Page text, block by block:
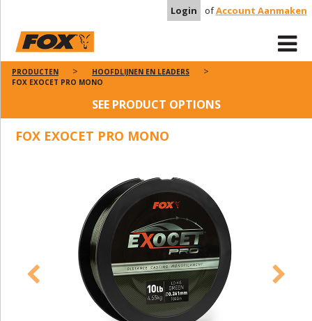
Login ofAccount Aanmaken
PRODUCTEN
HOOFDLIJNEN EN LEADERS
FOX EXOCET PRO MONO
SEE PRODUCT OPTIONS
FOX EXOCET PRO MONO